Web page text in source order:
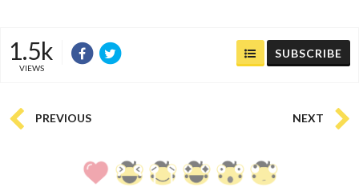
1.5k
VIEWS
SUBSCRIBE
PREVIOUS NEXT